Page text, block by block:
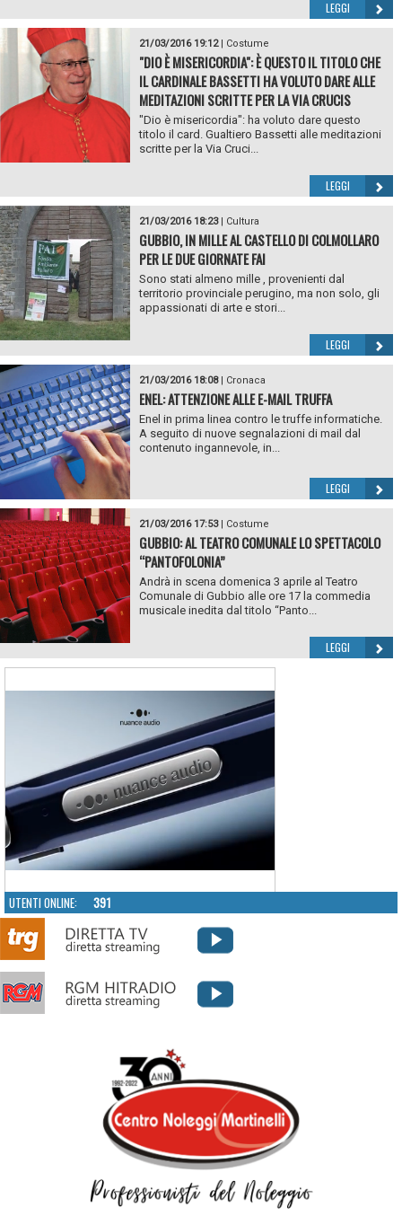
LEGGI
21/03/2016 19:12| Costume
"DIO È MISERICORDIA": È QUESTO IL TITOLO CHE
IL CARDINALE BASSETTI HA VOLUTO DARE ALLE
MEDITAZIONI SCRITTE PER LA VIA CRUCIS
"Dio è misericordia": ha voluto dare questo
titolo il card. Gualtiero Bassetti alle meditazioni
scritte per la Via Cruci...
LEGGI
21/03/2016 18:23| Cultura
GUBBIO, IN MILLE AL CASTELLO DI COLMOLLARO
PER LE DUE GIORNATE FAI
Sono stati almeno mille , provenienti dal
territorio provinciale perugino, ma non solo, gli
appassionati di arte e stori...
LEGGI
21/03/2016 18:08| Cronaca
ENEL: ATTENZIONE ALLE E-MAIL TRUFFA
Enel in prima linea contro le truffe informatiche.
A seguito di nuove segnalazioni di mail dal
contenuto ingannevole, in...
LEGGI
21/03/2016 17:53| Costume
GUBBIO: AL TEATRO COMUNALE LO SPETTACOLO
“PANTOFOLONIA”
Andrà in scena domenica 3 aprile al Teatro
Comunale di Gubbio alle ore 17 la commedia
musicale inedita dal titolo “Panto...
LEGGI
UTENTI ONLINE: 391